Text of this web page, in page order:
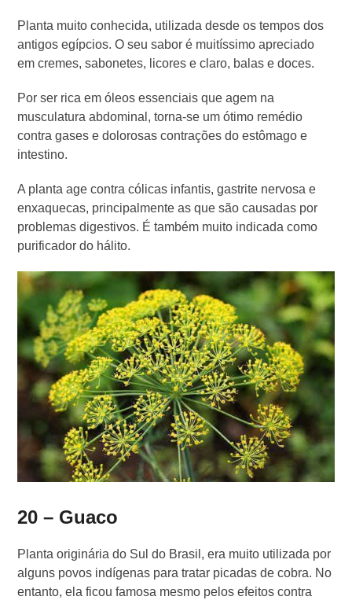
Planta muito conhecida, utilizada desde os tempos dos
antigos egípcios. O seu sabor é muitíssimo apreciado
em cremes, sabonetes, licores e claro, balas e doces.
Por ser rica em óleos essenciais que agem na
musculatura abdominal, torna-se um ótimo remédio
contra gases e dolorosas contrações do estômago e
intestino.
A planta age contra cólicas infantis, gastrite nervosa e
enxaquecas, principalmente as que são causadas por
problemas digestivos. É também muito indicada como
purificador do hálito.
20 – Guaco
Planta originária do Sul do Brasil, era muito utilizada por
alguns povos indígenas para tratar picadas de cobra. No
entanto, ela ficou famosa mesmo pelos efeitos contra